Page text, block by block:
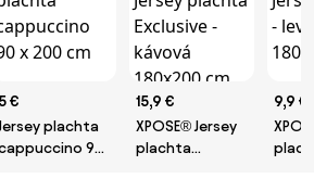
5 €
plachta
90
15,9 €
XPOSE® Jersey
plachta
9,9 €